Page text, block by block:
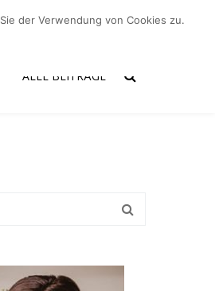
Alle Beiträge
ALLE BEITRÄGE
der Verwendung von Cookies zu.